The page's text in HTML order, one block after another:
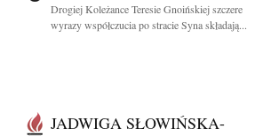
Drogiej Koleżance Teresie Gnoińskiej szczere
wyrazy współczucia po stracie Syna składają...
JADWIGA SŁOWIŃSKA-